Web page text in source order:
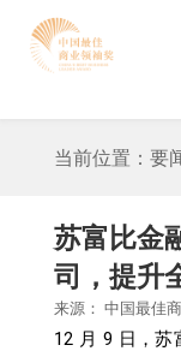
当前位置： 要
苏富比金
司，提升
来源： 中国最佳
12 月 9 日，苏